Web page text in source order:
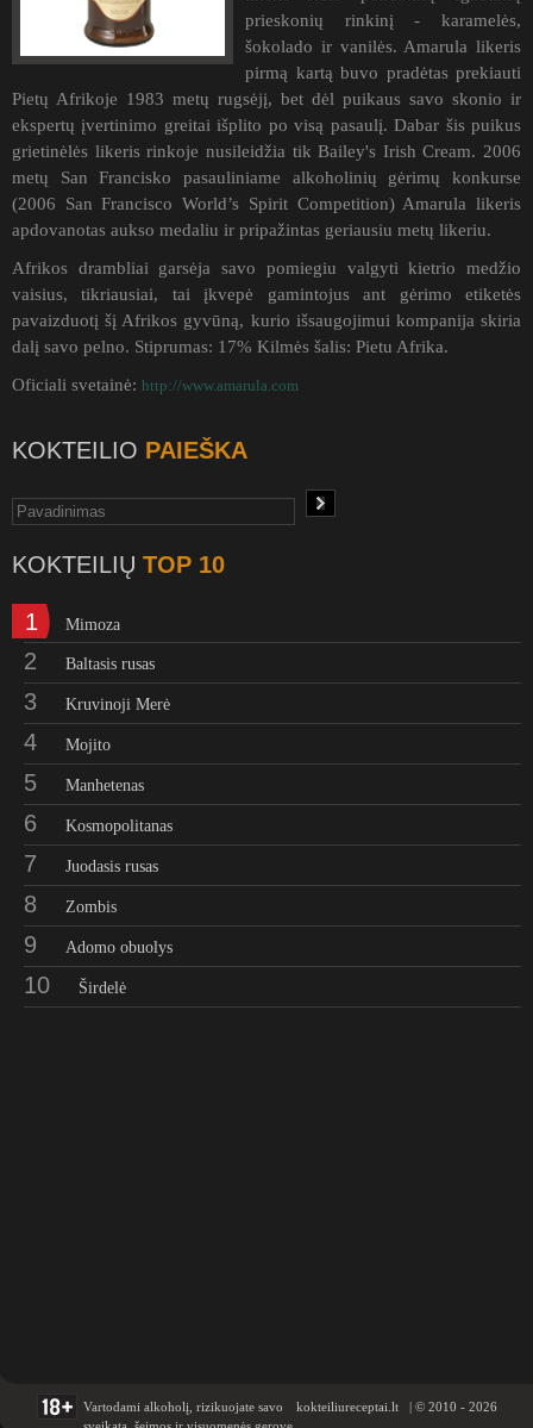
prieskonių rinkinį - karamelės,
šokolado ir vanilės. Amarula likeris
pirmą kartą buvo pradėtas prekiauti
Pietų Afrikoje 1983 metų rugsėjį, bet dėl puikaus savo skonio ir
ekspertų įvertinimo greitai išplito po visą pasaulį. Dabar šis puikus
grietinėlės likeris rinkoje nusileidžia tik Bailey's Irish Cream. 2006
metų San Francisko pasauliniame alkoholinių gėrimų konkurse
(2006 San Francisco World’s Spirit Competition) Amarula likeris
apdovanotas aukso medaliu ir pripažintas geriausiu metų likeriu.
Afrikos drambliai garsėja savo pomiegiu valgyti kietrio medžio
vaisius, tikriausiai, tai įkvepė gamintojus ant gėrimo etiketės
pavaizduotį šį Afrikos gyvūną, kurio išsaugojimui kompanija skiria
dalį savo pelno. Stiprumas: 17% Kilmės šalis: Pietu Afrika.
Oficiali svetainė: http://www.amarula.com
KOKTEILIO PAIEŠKA
KOKTEILIŲ TOP 10
1 Mimoza
2 Baltasis rusas
3 Kruvinoji Merė
4 Mojito
5 Manhetenas
6 Kosmopolitanas
7 Juodasis rusas
8 Zombis
9 Adomo obuolys
10 Širdelė
kokteiliureceptai.lt | © 2010 - 2026
Vartodami alkoholį, rizikuojate savo